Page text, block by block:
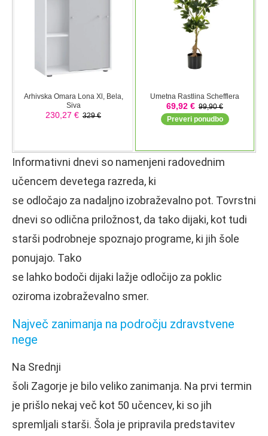
Informativni dnevi so namenjeni radovednim
učencem devetega razreda, ki
se odločajo za nadaljno izobraževalno pot. Tovrstni
dnevi so odlična priložnost, da tako dijaki, kot tudi
starši podrobneje spoznajo programe, ki jih šole
ponujajo. Tako
se lahko bodoči dijaki lažje odločijo za poklic
oziroma izobraževalno smer.
Največ zanimanja na področju zdravstvene
nege
Na Srednji
šoli Zagorje je bilo veliko zanimanja. Na prvi termin
je prišlo nekaj več kot 50 učencev, ki so jih
spremljali starši. Šola je pripravila predstavitev